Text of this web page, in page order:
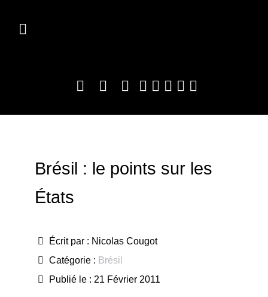
Brésil : le points sur les
États
Écrit par : Nicolas Cougot
Catégorie : Brésil
Publié le : 21 Février 2011